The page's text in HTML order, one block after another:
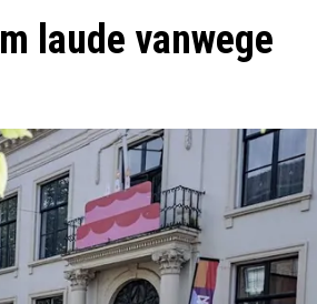
laude vanwege